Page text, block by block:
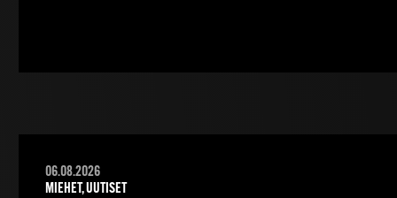
06.08.2026
MIEHET, UUTISET